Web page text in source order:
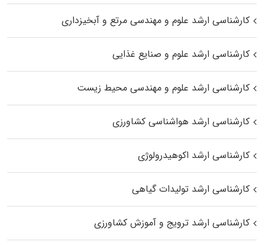
کارشناسی ارشد علوم و مهندسی مرتع و آبخیزداری
کارشناسی ارشد علوم و صنایع غذایی
کارشناسی ارشد علوم و مهندسی محیط زیست
کارشناسی ارشد هواشناسی کشاورزی
کارشناسی ارشد اکوهیدرولوژی
کارشناسی ارشد تولیدات گیاهی
کارشناسی ارشد ترویج و آموزش کشاورزی